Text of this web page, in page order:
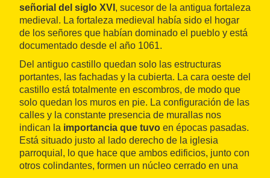
señorial del siglo XVI , sucesor de la antigua fortaleza
medieval. La fortaleza medieval había sido el hogar
de los señores que habían dominado el pueblo y está
documentado desde el año 1061.
Del antiguo castillo quedan solo las estructuras
portantes, las fachadas y la cubierta. La cara oeste del
castillo está totalmente en escombros, de modo que
solo quedan los muros en pie. La configuración de las
calles y la constante presencia de murallas nos
indican la importancia que tuvo en épocas pasadas.
Está situado justo al lado derecho de la iglesia
parroquial, lo que hace que ambos edificios, junto con
otros colindantes, formen un núcleo cerrado en una